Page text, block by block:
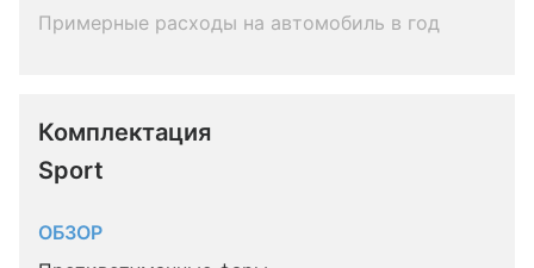
Примерные расходы на автомобиль в год
Комплектация
Sport
ОБЗОР